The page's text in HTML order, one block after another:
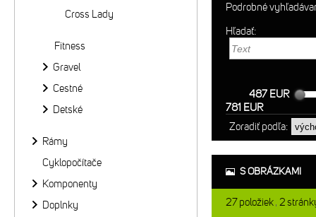
Podrobné
Hľadať:
487 EUR
781 EUR
Zoradiť podľa:
S OBRÁZKAMI
27položiek 2
Cross Lady
Fitness
Gravel
Cestné
Detské
Rámy
Cyklopočítače
Komponenty
Doplnky